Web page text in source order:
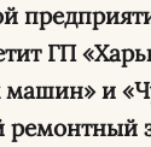
ГП
и